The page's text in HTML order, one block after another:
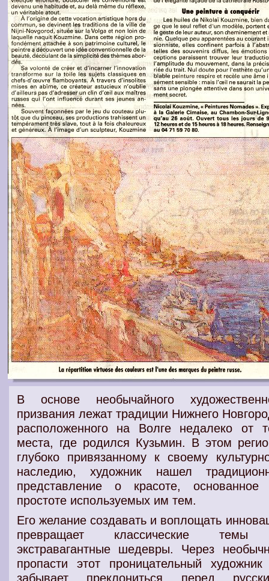
В основе необычайного
призвания лежат традиции Нижнего
расположенного на Волге недалеко от
места, где родился Кузьмин. В этом
глубоко привязанному к своему
наследию, художник нашел
представление о красоте, основанное
простоте используемых им тем.
Его желание создавать и воплощать
превращает классические
экстравагантные шедевры. Через
пропасти этот проницательный
забывает преклониться перед